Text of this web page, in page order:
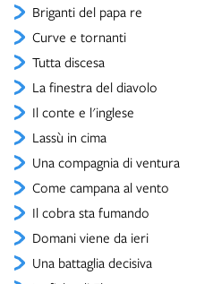
Briganti del papa re
Curve e tornanti
Tutta discesa
La finestra del diavolo
Il conte e l'inglese
Lassù in cima
Una compagnia di ventura
Come campana al vento
Il cobra sta fumando
Domani viene da ieri
Una battaglia decisiva